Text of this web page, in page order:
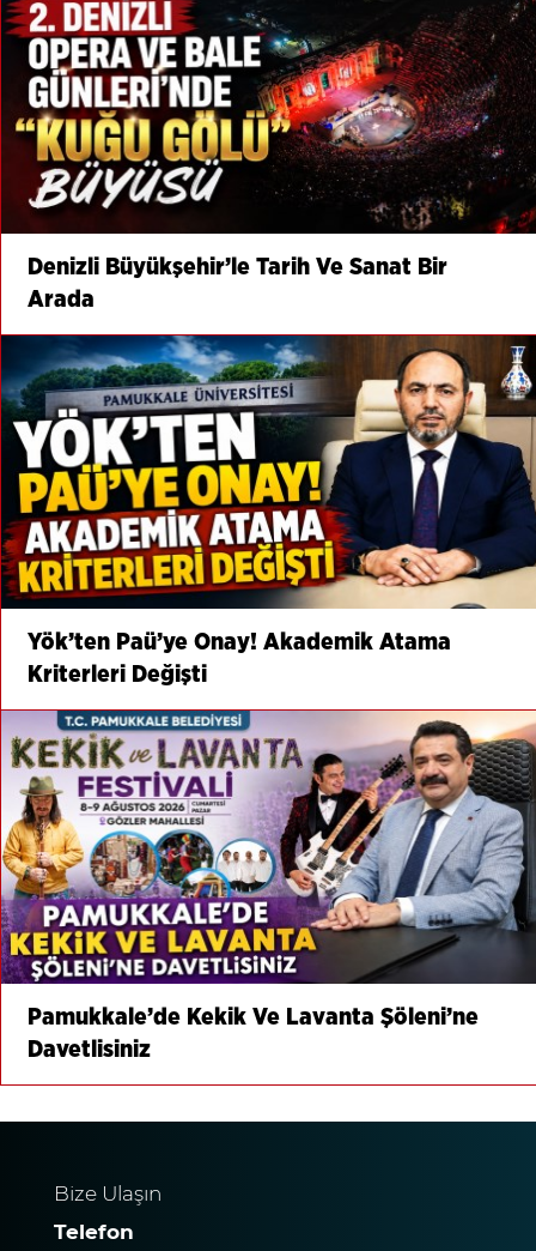
Denizli Büyükşehir’le Tarih Ve Sanat Bir
Arada
Yök’ten Paü’ye Onay! Akademik Atama
Kriterleri Değişti
Pamukkale’de Kekik Ve Lavanta Şöleni’ne
Davetlisiniz
Bize Ulaşın
Telefon